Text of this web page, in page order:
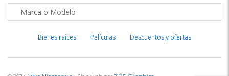
Bienes raíces Películas Descuentos y ofertas